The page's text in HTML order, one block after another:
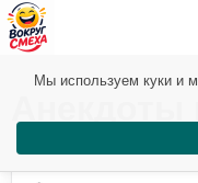
Анекдоты
Мы используем куки и